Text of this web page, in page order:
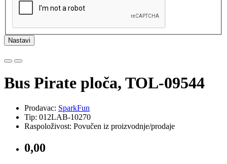
Nastavi
Bus Pirate ploča, TOL-09544
Prodavac: SparkFun
Tip: 012LAB-10270
Raspoloživost: Povučen iz proizvodnje/prodaje
0,00